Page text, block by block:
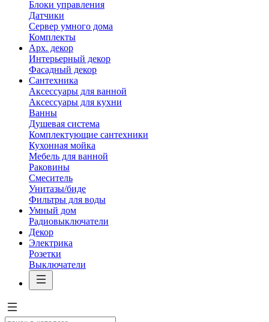
Блоки управления
Датчики
Сервер умного дома
Комплекты
Арх. декор
Интерьерный декор
Фасадный декор
Сантехника
Аксессуары для ванной
Аксессуары для кухни
Ванны
Душевая система
Комплектующие сантехники
Кухонная мойка
Мебель для ванной
Раковины
Смеситель
Унитазы/биде
Фильтры для воды
Умный дом
Радиовыключатели
Декор
Электрика
Розетки
Выключатели